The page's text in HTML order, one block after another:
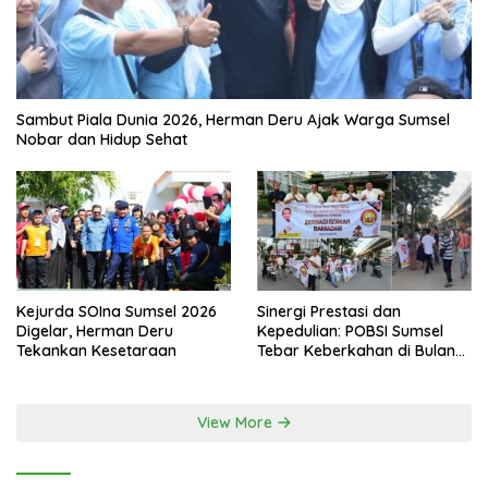
Sambut Piala Dunia 2026, Herman Deru Ajak Warga Sumsel
Nobar dan Hidup Sehat
Kejurda SOIna Sumsel 2026
Digelar, Herman Deru
Tekankan Kesetaraan
Sinergi Prestasi dan
Kepedulian: POBSI Sumsel
Tebar Keberkahan di Bulan
View More